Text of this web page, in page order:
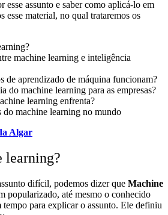
esse assunto e saber como aplicá-lo em
esse material, no qual trataremos os
machine learning e inteligência
de aprendizado de máquina funcionam?
do machine learning para as empresas?
learning enfrenta?
do machine learning no mundo
learning?
difícil, podemos dizer que Machine
popularizado, até mesmo o conhecido
tempo para explicar o assunto. Ele definiu